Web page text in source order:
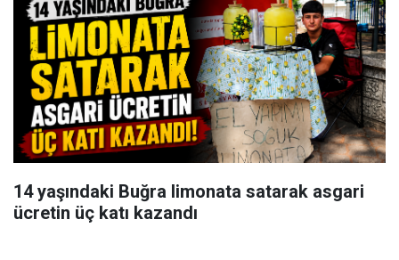
14 yaşındaki Buğra limonata satarak asgari
ücretin üç katı kazandı